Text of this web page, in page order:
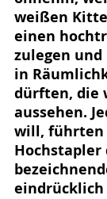
weißen
einen
zulegen und
in
dürften, die
aussehen.
will, führten
Hochstapler
eindrücklich